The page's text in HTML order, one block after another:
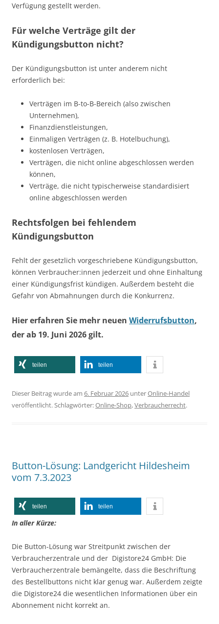
Verfügung gestellt werden.
Für welche Verträge gilt der
Kündigungsbutton nicht?
Der Kündigungsbutton ist unter anderem nicht
erforderlich bei:
Verträgen im B-to-B-Bereich (also zwischen
Unternehmen),
Finanzdienstleistungen,
Einmaligen Verträgen (z. B. Hotelbuchung),
kostenlosen Verträgen,
Verträgen, die nicht online abgeschlossen werden
können,
Verträge, die nicht typischerweise standardisiert
online abgeschlossen werden
Rechtsfolgen bei fehlendem
Kündigungsbutton
Fehlt der gesetzlich vorgeschriebene Kündigungsbutton,
können Verbraucher:innen jederzeit und ohne Einhaltung
einer Kündigungsfrist kündigen. Außerdem besteht die
Gefahr von Abmahnungen durch die Konkurrenz.
Hier erfahren Sie mehr neuen Widerrufsbutton,
der ab 19. Juni 2026 gilt.
teilen teilen
Dieser Beitrag wurde am 6. Februar 2026 unterOnline-Handel
veröffentlicht. Schlagwörter:Online-Shop,Verbraucherrecht.
Button-Lösung: Landgericht Hildesheim
vom 7.3.2023
teilen teilen
In aller Kürze:
Die Button-Lösung war Streitpunkt zwischen der
Verbraucherzentrale und der Digistore24 GmbH: Die
Verbraucherzentrale bemängelte, dass die Beschriftung
des Bestellbuttons nicht klar genug war. Außerdem zeigte
die Digistore24 die wesentlichen Informationen über ein
Abonnement nicht korrekt an.